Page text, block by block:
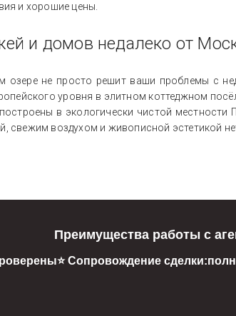
и хорошие цены.
и домов недалеко от
озере не просто решит ваши проблемы с
уровня в элитном коттеджном
в экологически чистой
свежим воздухом и живописной эстетикой
Преимущества работы с
⭐ Сопровождение сделки: